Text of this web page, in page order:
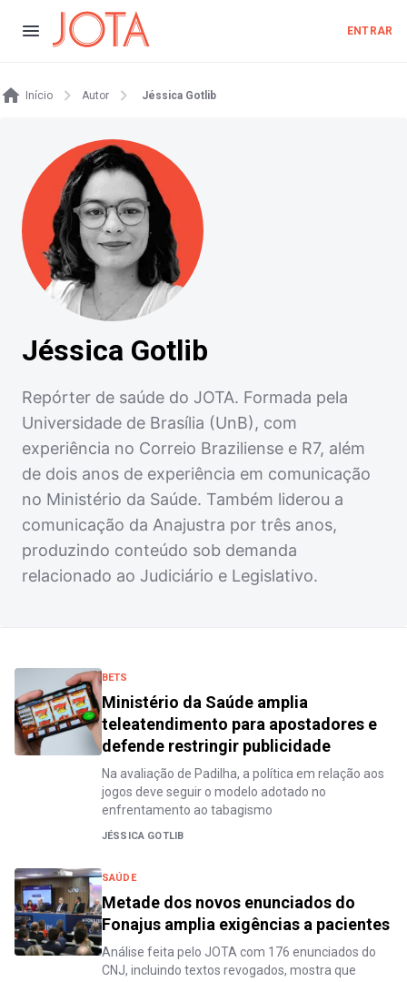
ENTRAR
Início Autor Jéssica Gotlib
Jéssica Gotlib
Repórter de saúde do JOTA. Formada pela
Universidade de Brasília (UnB), com
experiência no Correio Braziliense e R7, além
de dois anos de experiência em comunicação
no Ministério da Saúde. Também liderou a
comunicação da Anajustra por três anos,
produzindo conteúdo sob demanda
relacionado ao Judiciário e Legislativo.
BETS
Ministério da Saúde amplia
teleatendimento para apostadores e
defende restringir publicidade
Na avaliação de Padilha, a política em relação aos
jogos deve seguir o modelo adotado no
enfrentamento ao tabagismo
JÉSSICA GOTLIB
SAÚDE
Metade dos novos enunciados do
Fonajus amplia exigências a pacientes
Análise feita pelo JOTA com 176 enunciados do
CNJ, incluindo textos revogados, mostra que